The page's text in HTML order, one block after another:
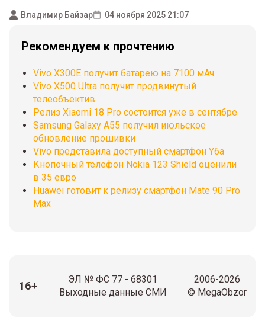
Владимир Байзар 04 ноября 2025 21:07
Рекомендуем к прочтению
Vivo X300E получит батарею на 7100 мАч
Vivo X500 Ultra получит продвинутый
телеобъектив
Релиз Xiaomi 18 Pro состоится уже в сентябре
Samsung Galaxy A55 получил июльское
обновление прошивки
Vivo представила доступный смартфон Y6a
Кнопочный телефон Nokia 123 Shield оценили
в 35 евро
Huawei готовит к релизу смартфон Mate 90 Pro
Max
16+
ЭЛ № ФС 77 - 68301
Выходные данные СМИ
2006-2026
© MegaObzor